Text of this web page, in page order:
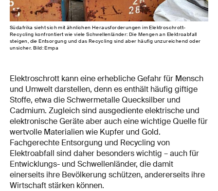
Südafrika sieht sich mit ähnlichen Herausforderungen im Elektroschrott-
Recycling konfrontiert wie viele Schwellenländer: Die Mengen an Elektroabfall
steigen, die Entsorgung und das Recycling sind aber häufig unzureichend oder
unsicher. Bild: Empa
Elektroschrott kann eine erhebliche Gefahr für Mensch
und Umwelt darstellen, denn es enthält häufig giftige
Stoffe, etwa die Schwermetalle Quecksilber und
Cadmium. Zugleich sind ausgediente elektrische und
elektronische Geräte aber auch eine wichtige Quelle für
wertvolle Materialien wie Kupfer und Gold.
Fachgerechte Entsorgung und Recycling von
Elektroabfall sind daher besonders wichtig – auch für
Entwicklungs- und Schwellenländer, die damit
einerseits ihre Bevölkerung schützen, andererseits ihre
Wirtschaft stärken können.